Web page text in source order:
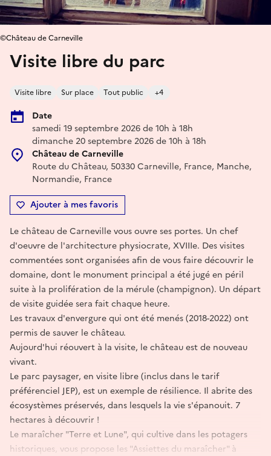
Visite libre du parc
Visite libre Sur place Tout public +4
Date
samedi 19 septembre 2026 de 10h à 18h
dimanche 20 septembre 2026 de 10h à 18h
Château de Carneville
Route du Château, 50330 Carneville, France, Manche,
Normandie, France
Ajouter à mes favoris
©Château de Carneville
Le château de Carneville vous ouvre ses portes. Un chef
d'oeuvre de l'architecture physiocrate, XVIIIe. Des visites
commentées sont organisées afin de vous faire découvrir le
domaine, dont le monument principal a été jugé en péril
suite à la prolifération de la mérule (champignon). Un départ
de visite guidée sera fait chaque heure.
Les travaux d'envergure qui ont été menés (2018-2022) ont
permis de sauver le château.
Aujourd'hui réouvert à la visite, le château est de nouveau
vivant.
Le parc paysager, en visite libre (inclus dans le tarif
préférenciel JEP), est un exemple de résilience. Il abrite des
écosystèmes préservés, dans lesquels la vie s'épanouit. 7
hectares à découvrir !
Le maraîcher "Terre et Lune", qui cultive dans les potagers
historiques, vous propose les "Assiettes du maraîcher" à